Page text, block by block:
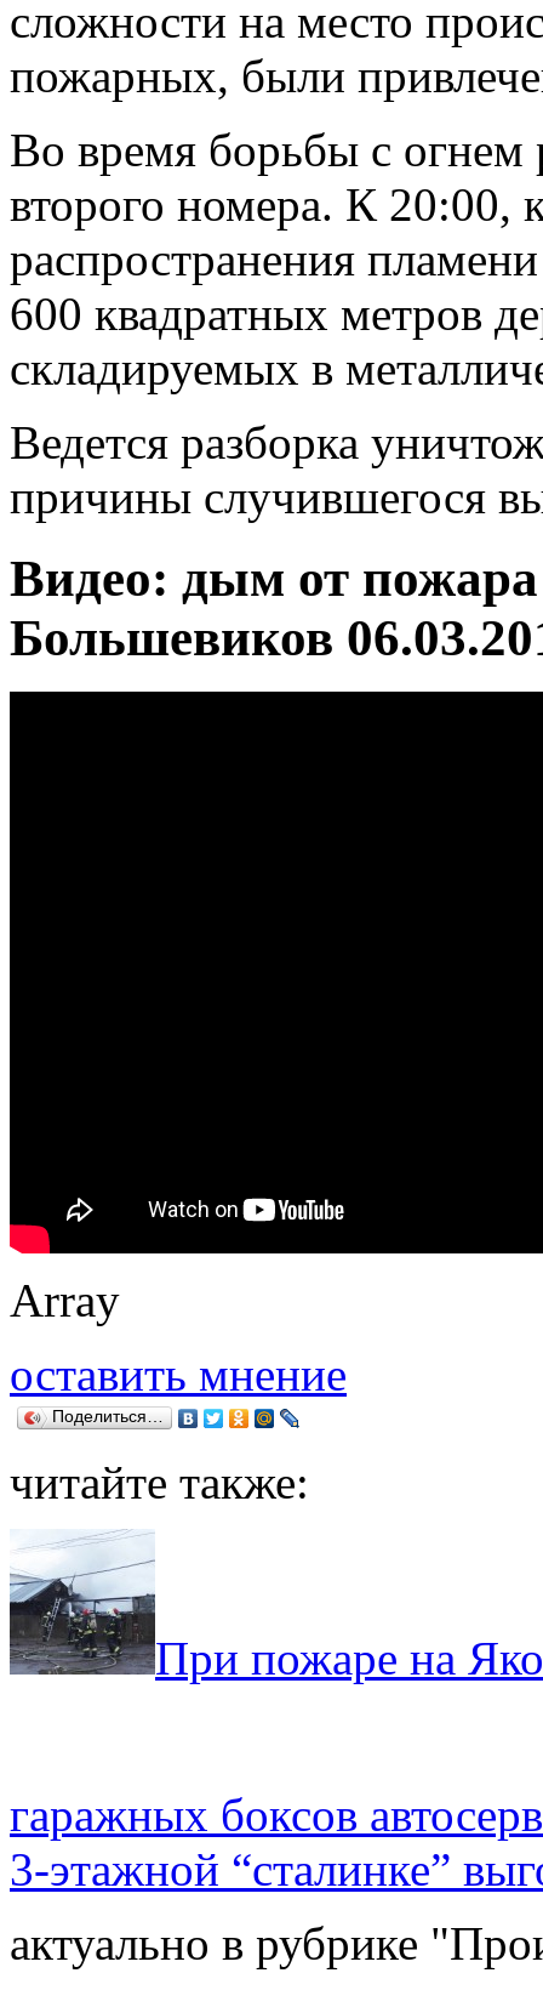
сложности на место
пожарных, были
Во время борьбы с
второго номера. К 20:00,
распространения
600 квадратных метров
складируемых в
Ведется разборка
причины случившегося
Видео: дым от пожара
Большевиков
Array
оставить мнение
Поделиться…
читайте также:
При пожаре на
гаражных боксов
3-этажной “сталинке”
актуально в рубрике